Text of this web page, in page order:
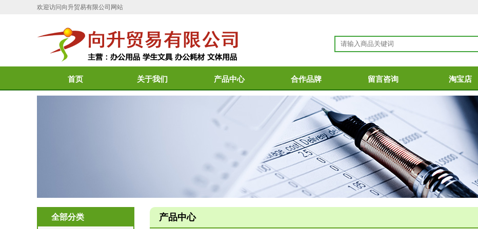
欢迎访问向升贸易有限公司网站
首页 关于我们 产品中心 合作品牌 留言咨询 淘宝店
全部分类 产品中心